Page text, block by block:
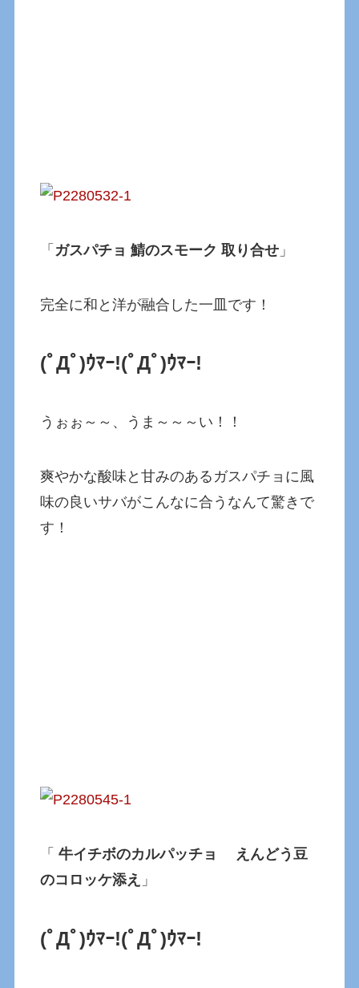
「 ガスパチョ 鯖のスモーク 取り合せ 」
完全に和と洋が融合した一皿です！
(ﾟДﾟ)ｳﾏｰ!(ﾟДﾟ)ｳﾏｰ!
うぉぉ～～、うま～～～い！！
爽やかな酸味と甘みのあるガスパチョに風
味の良いサバがこんなに合うなんて驚きで
す！
「牛イチボのカルパッチョ えんどう豆
のコロッケ添え 」
(ﾟДﾟ)ｳﾏｰ!(ﾟДﾟ)ｳﾏｰ!